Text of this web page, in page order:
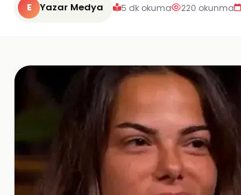
E Yazar Medya 5 dk okuma 220 okunma